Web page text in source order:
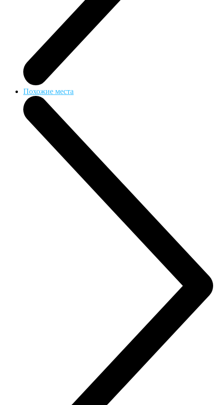
Похожие места